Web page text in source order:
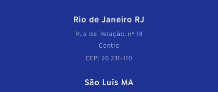
Rio de Janeiro RJ
Rua da Relação, nº 18
Centro
CEP: 20.231-110
São Luís MA